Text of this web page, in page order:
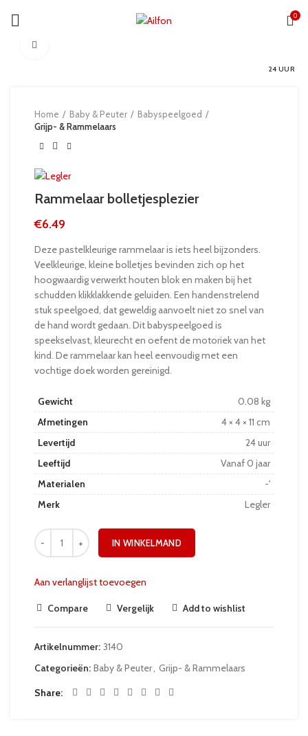
0
24 UUR
Home Baby & Peuter
Babyspeelgoed
Grijp- & Rammelaars
Rammelaar bolletjesplezier
€6.49
Deze pastelkleurige rammelaar is iets heel bijzonders.
Veelkleurige, kleine bolletjes bevinden zich op het
hoogwaardig verwerkt houten blok en maken bij het
schudden klikklakkende geluiden. Een handenstrelend
stuk speelgoed, dat geweldig aanvoelt niet zo snel van
de hand wordt gedaan. Dit babyspeelgoed is
speekselvast, kleurecht en oefent de motoriek van het
kind. De rammelaar kan heel eenvoudig met een
vochtige doek worden gereinigd.
Gewicht
0.08 kg
Afmetingen
4 × 4 × 11 cm
Levertijd
24 uur
Leeftijd
Vanaf 0 jaar
Materialen
-'
Merk
Legler
IN WINKELMAND
Aan verlanglijst toevoegen
Compare Vergelijk Add to wishlist
Artikelnummer: 3140
Categorieën: Baby & Peuter Grijp- & Rammelaars
Share